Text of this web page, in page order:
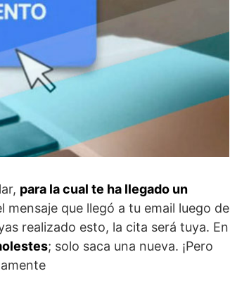
para la cual te ha llegado un
mensaje que llegó a tu email luego de
realizado esto, la cita será tuya. En
; solo saca una nueva. ¡Pero